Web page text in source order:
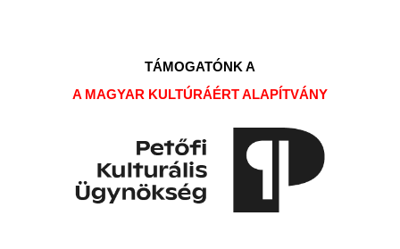
TÁMOGATÓNK A
A MAGYAR KULTÚRÁÉRT ALAPÍTVÁNY